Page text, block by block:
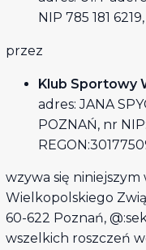
NIP 785 181
przez
Klub Sportowy
adres: JANA
POZNAŃ, nr
wzywa się niniejszym
Wielkopolskiego
60-622 Poznań,
wszelkich roszczeń